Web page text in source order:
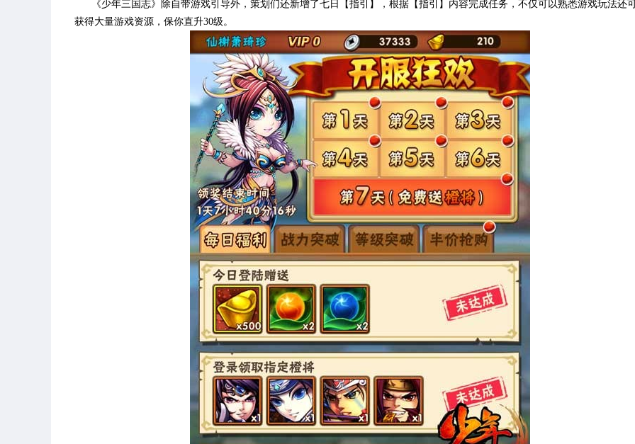
《少年三国志》除自带游戏引导外，策划们还新增了七日【指引】，根据【指引】内容完成任务，不仅可以熟悉游戏玩法还
获得大量游戏资源，保你直升30级。